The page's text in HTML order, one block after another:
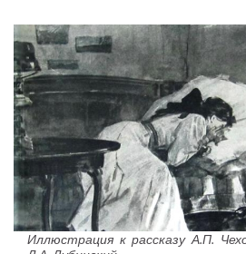
Иллюстрация к рассказу А.П.